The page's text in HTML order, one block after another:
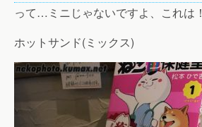
って…ミニじゃないですよ、これは！
ホットサンド(ミックス)